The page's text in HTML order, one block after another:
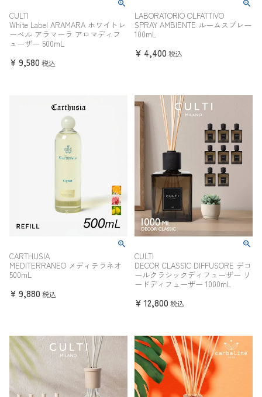
CULTI
White Label ARAMARA ホワイトレ
ーベル アラマーラ アロマディフ
ューザー 500mL
¥ 9,580 税込
LABORATORIO OLFATTIVO
SPRAY AMBIENTE ルームスプレー
100mL
¥ 4,400 税込
CARTHUSIA
MEDITERRANEO メディテラネオ
500mL
¥ 9,880 税込
CULTI
DECOR CLASSIC DIFFUSORE デコ
ールクラシックディフューザー リ
ードディフューザー 1000mL
¥ 12,800 税込